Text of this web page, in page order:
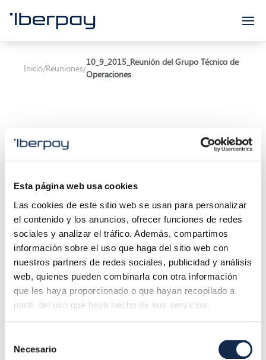
Esta página web usa cookies
Las cookies de este sitio web se usan para personalizar
el contenido y los anuncios, ofrecer funciones de redes
sociales y analizar el tráfico. Además, compartimos
información sobre el uso que haga del sitio web con
nuestros partners de redes sociales, publicidad y análisis
web, quienes pueden combinarla con otra información
que les haya proporcionado o que hayan recopilado a
partir del uso que haya hecho de sus servicios.
Necesario
Iberpay
Inicio/Reuniones/
10_9_2015_Reunión del Grupo Técnico de
Operaciones
Operaciones
Inicio de la reunión:10/09/2015 11:00
Final de la reunión:10/09/2015 13:00
Localización:
Descripción:Reunión del Grupo Técnico de
Operaciones